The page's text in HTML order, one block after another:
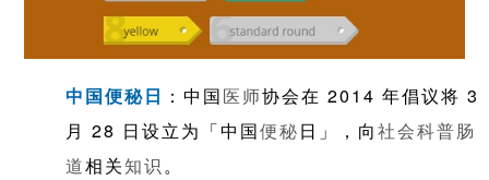
中国便秘日 ：中国医师协会在 2014 年倡议将 3
月 28 日设立为「中国便秘日」，向社会科普肠
道相关知识。